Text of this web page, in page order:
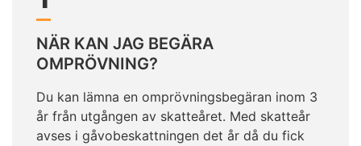
NÄR KAN JAG BEGÄRA
OMPRÖVNING?
Du kan lämna en omprövningsbegäran inom 3
år från utgången av skatteåret. Med skatteår
avses i gåvobeskattningen det år då du fick